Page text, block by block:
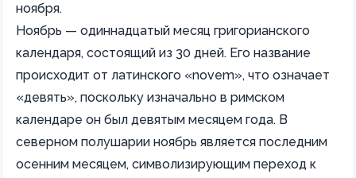
ноября.
Ноябрь — одиннадцатый месяц григорианского
календаря, состоящий из 30 дней. Его название
происходит от латинского «novem», что означает
«девять», поскольку изначально в римском
календаре он был девятым месяцем года. В
северном полушарии ноябрь является последним
осенним месяцем, символизирующим переход к